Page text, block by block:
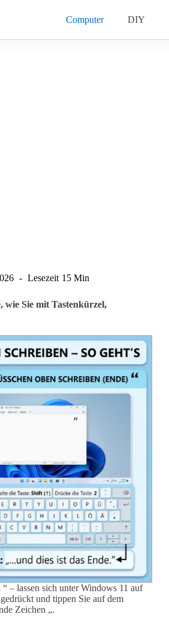
Computer DIY
Lesezeit 15 Min
wie Sie mit Tastenkürzel,
– lassen sich unter Windows 11 auf
gedrückt und tippen Sie auf dem
Zeichen „.